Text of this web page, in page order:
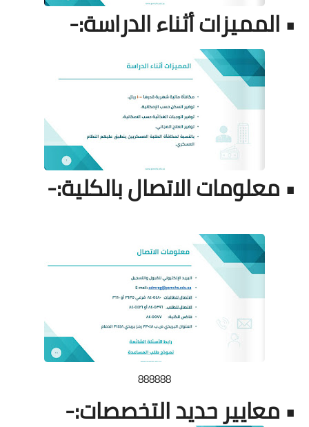
• المميزات أثناء الدراسة:-
• معلومات الاتصال بالكلية:-
888888
• معايير حديد التخصصات:-